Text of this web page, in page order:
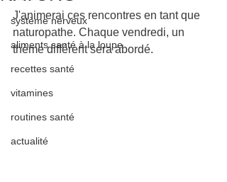
système nerveux
aliments santé à la loupe
recettes santé
vitamines
routines santé
actualité
J'animerai ces rencontres en tant que
naturopathe. Chaque vendredi, un
thème différent sera abordé.